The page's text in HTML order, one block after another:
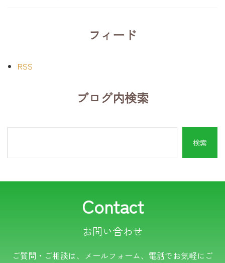
フィード
RSS
ブログ内検索
Contact
お問い合わせ
ご質問・ご相談は、メールフォーム、電話でお気軽にご
電話でのお問い合わせ